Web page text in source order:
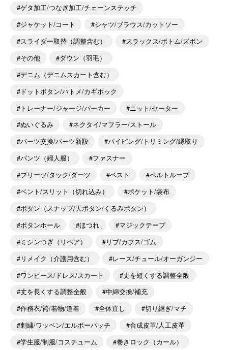
ゲタ加工/つなぎ加工/チェーンステッチ
ジャケット/コート
シャツ/ブラウス/カットソー
スライダー取替（調整含む）
スラックス/ボトム/ズボン
その他
ダウン（羽毛）
デニム（デニムスカート含む）
ドットボタン/ハトメ/カギホック
トレーナー/ジャージ/パーカー
ニット/セーター
ぬいぐるみ
ネクタイ/マフラー/ストール
パーツ交換/パーツ新設
パイピング/トリミング/縁取り
パンツ（婦人服）
ファスナー
プリーツ/タック/ダーツ
ベスト
ベルトループ
ベント/スリット（切れ込み）
ポケット/袋布
ボタン（スナップ/天ボタン/くるみボタン）
ボタンホール
ほつれ
マジックテープ
ミシンつぎ（リペア）
リブ/カフス/ゴム
リメイク（介護用含む）
レース/チュール/オーガンジー
ワンピース/ドレス/スカート
丈を短くする調整全般
丈を長くする調整全般
中綿交換/補充
作務衣/袴/着物/道着
全体直し
切り継ぎ/マチ
刺繍/ワッペン/エルボーパッチ
合成皮革/人工皮革
学生服/制服/コスチューム
巻きロック（カール）